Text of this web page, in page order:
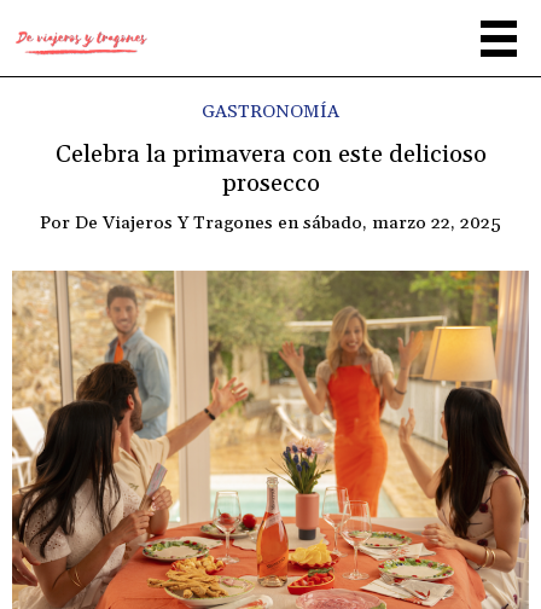
GASTRONOMÍA
Celebra la primavera con este delicioso
prosecco
Por De Viajeros Y Tragones ensábado, marzo 22, 2025